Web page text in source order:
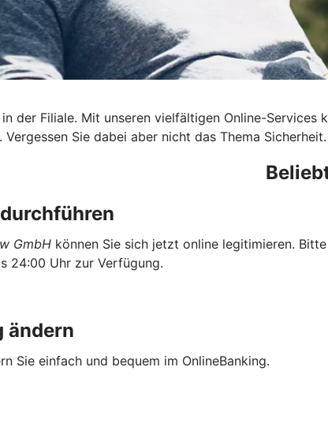
der Filiale. Mit unseren vielfältigen Online-
Sie dabei aber nicht das Thema
GmbH können Sie sich jetzt online legitimieren.
24:00 Uhr zur Verfügung.
ändern
Sie einfach und bequem im OnlineBanking.